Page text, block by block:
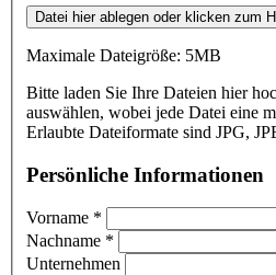
Datei hier ablegen oder klicken zum
Maximale Dateigröße: 5MB
Bitte laden Sie Ihre Dateien hier
auswählen, wobei jede Datei eine
Erlaubte Dateiformate sind JPG,
Persönliche Informationen
Vorname *
Nachname *
Unternehmen